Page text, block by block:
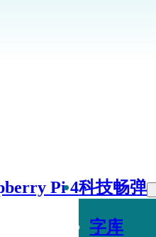
Pi 4科技畅弹
字库